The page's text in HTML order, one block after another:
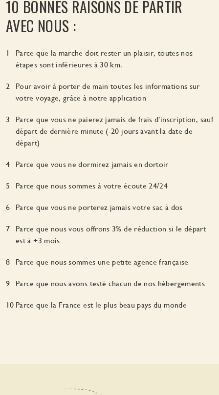
10 BONNES RAISONS DE PARTIR
AVEC NOUS :
Parce que la marche doit rester un plaisir, toutes nos
étapes sont inférieures à 30 km.
Pour avoir à porter de main toutes les informations sur
votre voyage, grâce à notre application
Parce que vous ne paierez jamais de frais d'inscription, sauf
départ de dernière minute (-20 jours avant la date de
départ)
Parce que vous ne dormirez jamais en dortoir
Parce que nous sommes à votre écoute 24/24
Parce que vous ne porterez jamais votre sac à dos
Parce que nous vous offrons 3% de réduction si le départ
est à +3 mois
Parce que nous sommes une petite agence française
Parce que nous avons testé chacun de nos hébergements
Parce que la France est le plus beau pays du monde